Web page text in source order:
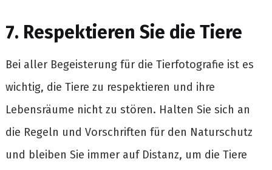
7. Respektieren Sie die Tiere
Bei aller Begeisterung für die Tierfotografie ist es
wichtig, die Tiere zu respektieren und ihre
Lebensräume nicht zu stören. Halten Sie sich an
die Regeln und Vorschriften für den Naturschutz
und bleiben Sie immer auf Distanz, um die Tiere